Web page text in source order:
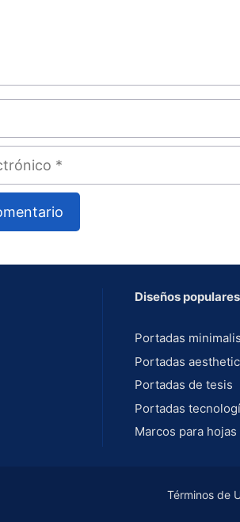
Diseños populares
Portadas
Portadas aesthetic
Portadas de tesis
Portadas
Marcos para hojas
Términos de